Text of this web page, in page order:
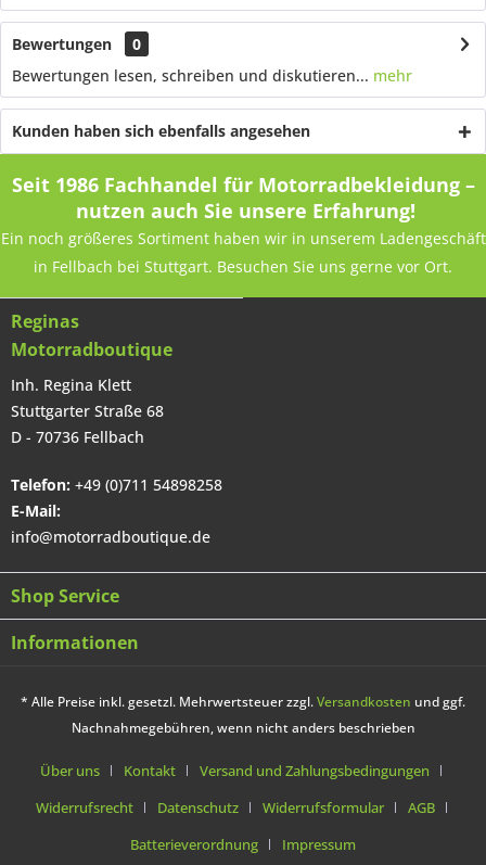
Bewertungen
0
Bewertungen lesen, schreiben und diskutieren... mehr
Kunden haben sich ebenfalls angesehen
Seit 1986 Fachhandel für Motorradbekleidung –
nutzen auch Sie unsere Erfahrung!
Ein noch größeres Sortiment haben wir in unserem Ladengeschäft
in Fellbach bei Stuttgart. Besuchen Sie uns gerne vor Ort.
Reginas
Motorradboutique
Inh. Regina Klett
Stuttgarter Straße 68
D - 70736 Fellbach
Telefon: +49 (0)711 54898258
E-Mail:
info@motorradboutique.de
Shop Service
Informationen
* Alle Preise inkl. gesetzl. Mehrwertsteuer zzgl.Versandkosten und ggf.
Nachnahmegebühren, wenn nicht anders beschrieben
Über uns Kontakt
Versand und Zahlungsbedingungen
Widerrufsrecht
Datenschutz Widerrufsformular
AGB
Batterieverordnung
Impressum